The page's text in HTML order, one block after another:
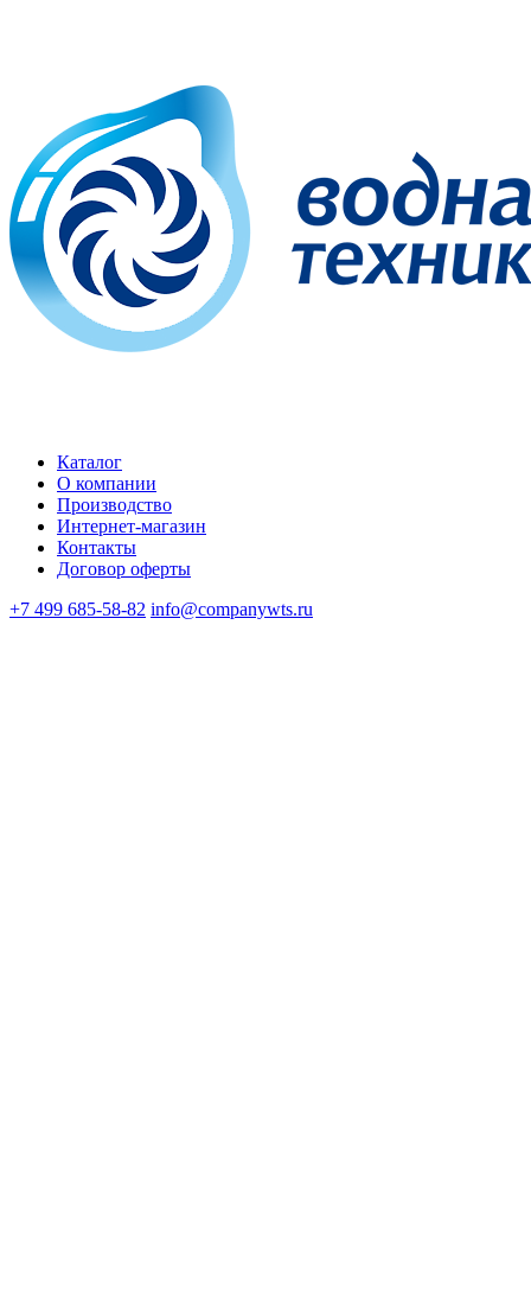
Каталог
О компании
Производство
Интернет-магазин
Контакты
Договор оферты
+7 499 685-58-82 info@companywts.ru